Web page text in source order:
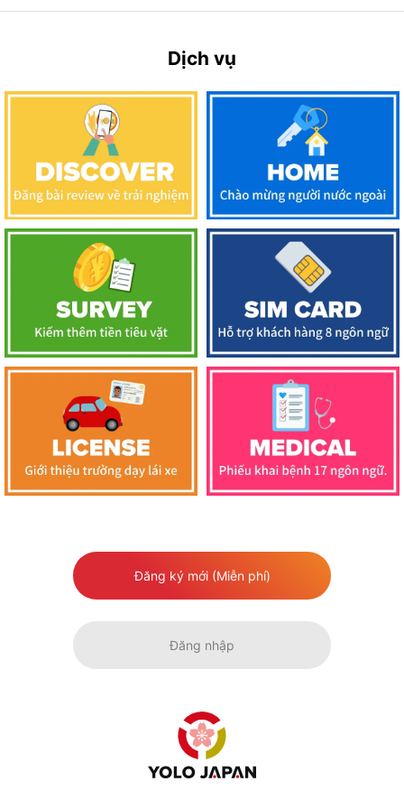
Dịch vụ
Đăng ký mới (Miễn phí)
Đăng nhập